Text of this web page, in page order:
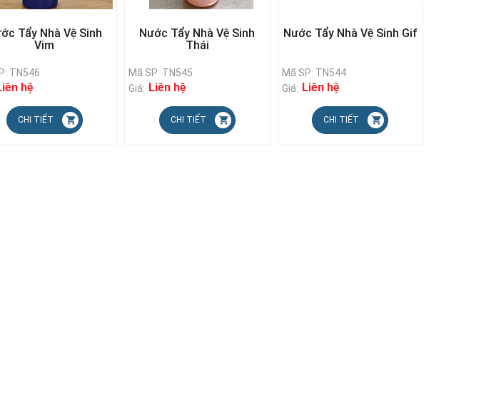
Tẩy Nhà Vệ Sinh
Vim
TN546
hệ
CHI TIẾT
Nước Tẩy Nhà Vệ Sinh
Thái
Mã SP: TN545
Giá: Liên hệ
CHI TIẾT
Nước Tẩy Nhà Vệ Sinh Gif
Mã SP: TN544
Giá: Liên hệ
CHI TIẾT